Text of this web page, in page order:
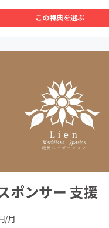
この特典を選ぶ
ポンサー 支援
/月